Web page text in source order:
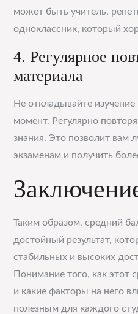
может быть учитель,
одноклассник, который
4. Регулярное
материала
Не откладывайте
момент. Регулярно
знания. Это позволит вам
экзаменам и получить
Таким образом, средний
достойный результат,
стабильных и высоких
Понимание того, как этот
и какие факторы на него
полезным для каждого